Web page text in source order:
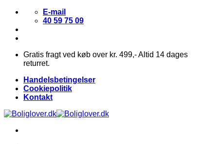
Fortsæt
indhold
E-mail
40 59 75 09
Gratis fragt ved køb over kr. 499,- Altid 14 dages
returret.
Handelsbetingelser
Cookiepolitik
Kontakt